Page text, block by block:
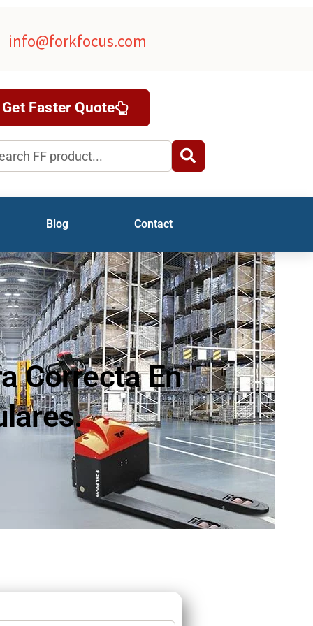
info@forkfocus.com
Get Faster Quote
Blog Contact
Correcta En